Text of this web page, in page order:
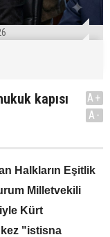
kapısı
A+
A-
Halkların Eşitlik
Milletvekili
Kürt
"istisna